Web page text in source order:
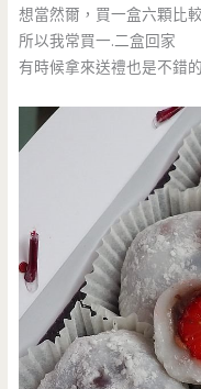
想當然爾，買一盒六顆比
所以我常買一.二盒回家
有時候拿來送禮也是不錯的